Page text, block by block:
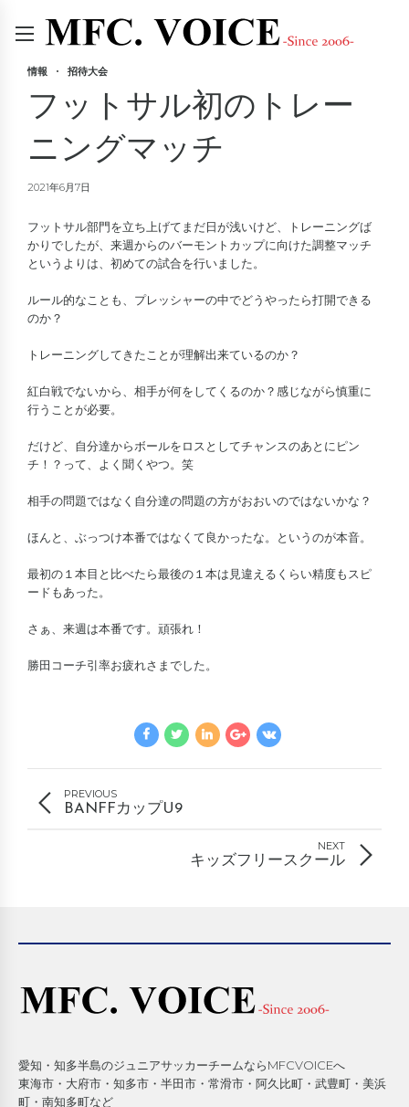
情報 招待大会
フットサル初のトレー
ニングマッチ
2021年6月7日
フットサル部門を立ち上げてまだ日が浅いけど、トレーニングば
かりでしたが、来週からのバーモントカップに向けた調整マッチ
というよりは、初めての試合を行いました。
ルール的なことも、プレッシャーの中でどうやったら打開できる
のか？
トレーニングしてきたことが理解出来ているのか？
紅白戦でないから、相手が何をしてくるのか？感じながら慎重に
行うことが必要。
だけど、自分達からボールをロスとしてチャンスのあとにピン
チ！？って、よく聞くやつ。笑
相手の問題ではなく自分達の問題の方がおおいのではないかな？
ほんと、ぶっつけ本番ではなくて良かったな。というのが本音。
最初の１本目と比べたら最後の１本は見違えるくらい精度もスピ
ードもあった。
さぁ、来週は本番です。頑張れ！
勝田コーチ引率お疲れさまでした。
PREVIOUS
BANFFカップU9
NEXT
キッズフリースクール
愛知・知多半島のジュニアサッカーチームならMFCVOICEへ
東海市・大府市・知多市・半田市・常滑市・阿久比町・武豊町・美浜
町・南知多町など